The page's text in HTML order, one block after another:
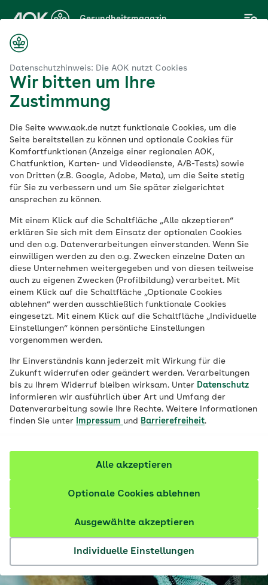
Datenschutzhinweis: Die AOK nutzt Cookies
Wir bitten um Ihre
Zustimmung
Die Seite www.aok.de nutzt funktionale Cookies, um die
Seite bereitstellen zu können und optionale Cookies für
Komfortfunktionen (Anzeige einer regionalen AOK,
Chatfunktion, Karten- und Videodienste, A/B-Tests) sowie
von Dritten (z.B. Google, Adobe, Meta), um die Seite stetig
für Sie zu verbessern und um Sie später zielgerichtet
ansprechen zu können.
Mit einem Klick auf die Schaltfläche „Alle akzeptieren“
erklären Sie sich mit dem Einsatz der optionalen Cookies
und den o.g. Datenverarbeitungen einverstanden. Wenn Sie
einwilligen werden zu den o.g. Zwecken einzelne Daten an
diese Unternehmen weitergegeben und von diesen teilweise
auch zu eigenen Zwecken (Profilbildung) verarbeitet. Mit
einem Klick auf die Schaltfläche „Optionale Cookies
ablehnen“ werden ausschließlich funktionale Cookies
eingesetzt. Mit einem Klick auf die Schaltfläche „Individuelle
Einstellungen“ können persönliche Einstellungen
vorgenommen werden.
Ihr Einverständnis kann jederzeit mit Wirkung für die
Zukunft widerrufen oder geändert werden. Verarbeitungen
bis zu Ihrem Widerruf bleiben wirksam. Unter Datenschutz
informieren wir ausführlich über Art und Umfang der
Datenverarbeitung sowie Ihre Rechte. Weitere Informationen
finden Sie unter
Impressum und Barrierefreiheit.
Individuelle Einstellungen
Ausgewählte akzeptieren
Optionale Cookies ablehnen
Alle akzeptieren
Hauptinhalt
springen
Gesundheitsmagazin
Hilfreiche Regeln für
den Medienkonsum
von Kindern und
Jugendlichen
Veröffentlicht am:
09.09.2022 4 Minuten Lesedauer
Chatten, Podcasts hören, durch Feeds
scrollen – Kinder verbringen viel Zeit in der
Onlinewelt. Macht sie das automatisch
Brandhorst – und hält Verbote für keine
gute Lösung.